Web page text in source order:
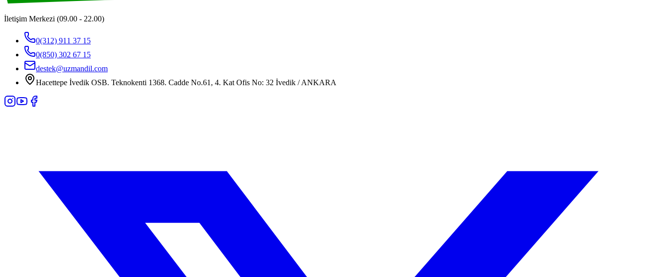
İletişim Merkezi (09.00 - 22.00)
0(312) 911 37 15
0(850) 302 67 15
destek@uzmandil.com
Hacettepe İvedik OSB. Teknokenti 1368. Cadde No.61, 4. Kat Ofis No: 32 İvedik / ANKARA